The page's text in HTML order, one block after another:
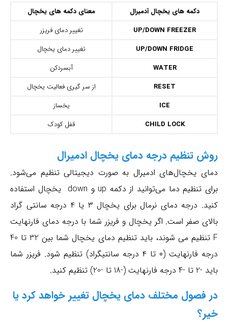
دکمه های یخچال آدمیرال
معنای دکمه های یخچال
UP/DOWN FREEZER
تغییر دمای فریزر
UP/DOWN FRIDGE
تغییر دمای یخچال
WATER
آبسردکن
RESET
از سر گیری فعالیت یخچال
ICE
یخساز
CHILD LOCK
قفل کودک
روش تنظیم درجه دمای یخچال ادمیرال
دمای یخچال‌های ادمیرال به صورت دیجیتالی تنظیم می‌شود.
برای تنظیم دما می‌توانید از دکمه up و down یخچال استفاده
کنید. درجه دمای نرمال برای یخچال ۳ یا ۴ درجه سانتی گراد
بالای صفر است. اگر یخچال و فریزر شما با درجه دمای فارنهایت
F تنظیم می‌ شوند، باید تنظیم دمای یخچال شما بین 32 تا 40
درجه فارنهایت (۰ تا ۴ درجه سانتیگراد) تنظیم شود. فریزر شما
باید -2 تا -4 درجه فارنهایت (-18 تا -20) تنظیم کنید.
در فصول مختلف دمای یخچال تغییر خواهد کرد یا
خیر؟